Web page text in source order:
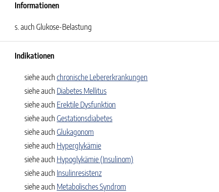
Informationen
s. auch Glukose-Belastung
Indikationen
siehe auch chronische Lebererkrankungen
siehe auch Diabetes Mellitus
siehe auch Erektile Dysfunktion
siehe auch Gestationsdiabetes
siehe auch Glukagonom
siehe auch Hyperglykämie
siehe auch Hypoglykämie (Insulinom)
siehe auch Insulinresistenz
siehe auch Metabolisches Syndrom